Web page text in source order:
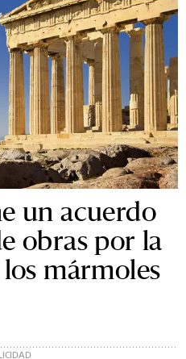
un acuerdo
obras por la
mármoles